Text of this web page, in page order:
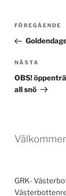
Föregående
inlägg
FÖREGÅENDE
Nästa
inlägg
NÄSTA
OBS!
all snö
GRK-